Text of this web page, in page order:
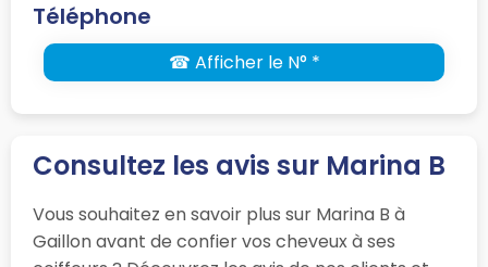
Téléphone
☎ Afficher le N° *
Consultez les avis sur Marina B
Vous souhaitez en savoir plus sur Marina B à
Gaillon avant de confier vos cheveux à ses